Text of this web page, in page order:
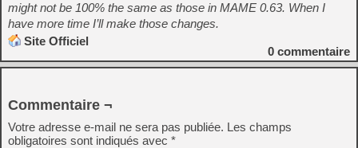
might not be 100% the same as those in MAME 0.63. When I
have more time I’ll make those changes.
Site Officiel
0 commentaire
Commentaire ¬
Votre adresse e-mail ne sera pas publiée. Les champs
obligatoires sont indiqués avec *